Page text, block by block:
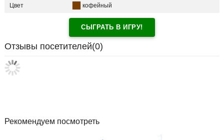
Цвет кофейный
СЫГРАТЬ В ИГРУ!
Отзывы посетителей(0)
Рекомендуем посмотреть